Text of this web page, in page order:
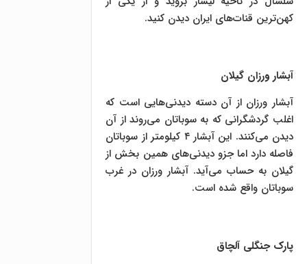
کهن‌ترین قنات‌های ایران دیدن کنید.
آبشار ورزان گیلان
آبشار ورزان از آن دسته دیدنی‌هایی است که
اغلب گردشگرانی که به سوباتان می‌روند از آن
دیدن می‌کنند. این آبشار ۴ کیلومتر از سوباتان
فاصله دارد اما جزو دیدنی‌های همین بخش از
گیلان به حساب می‌آید. آبشار ورزان در غرب
سوباتان واقع شده است.
پارک جنگلی آلچاق